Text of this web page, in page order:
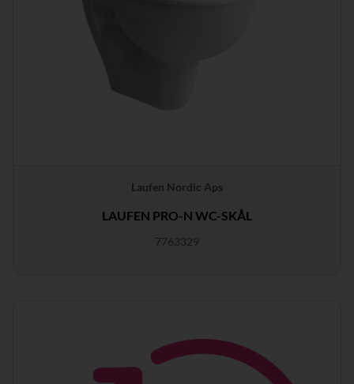
Laufen Nordic Aps
LAUFEN PRO-N WC-SKÅL
7763329